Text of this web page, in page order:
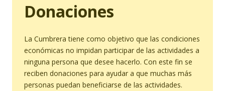
Donaciones
La Cumbrera tiene como objetivo que las condiciones
económicas no impidan participar de las actividades a
ninguna persona que desee hacerlo. Con este fin se
reciben donaciones para ayudar a que muchas más
personas puedan beneficiarse de las actividades.